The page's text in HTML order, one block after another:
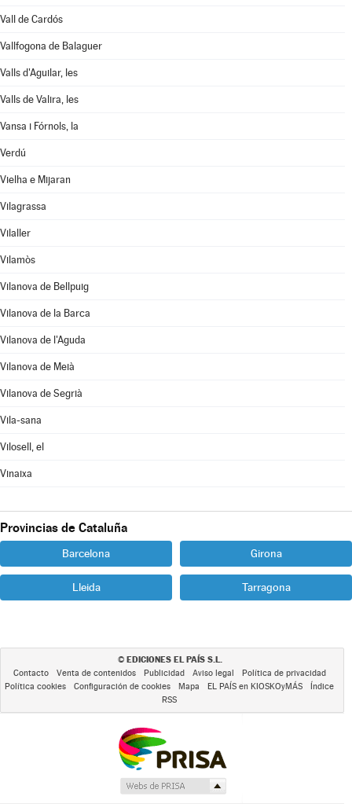
Vall de Cardós
Vallfogona de Balaguer
Valls d'Aguilar, les
Valls de Valira, les
Vansa i Fórnols, la
Verdú
Vielha e Mijaran
Vilagrassa
Vilaller
Vilamòs
Vilanova de Bellpuig
Vilanova de la Barca
Vilanova de l'Aguda
Vilanova de Meià
Vilanova de Segrià
Vila-sana
Vilosell, el
Vinaixa
Provincias de Cataluña
Barcelona Girona
Lleida Tarragona
© EDICIONES EL PAÍS S.L.
Contacto Venta de contenidos Publicidad Aviso legal
Política de privacidad
Política cookies
Configuración de cookies Mapa EL PAÍS en KIOSKOyMÁS
Índice
RSS